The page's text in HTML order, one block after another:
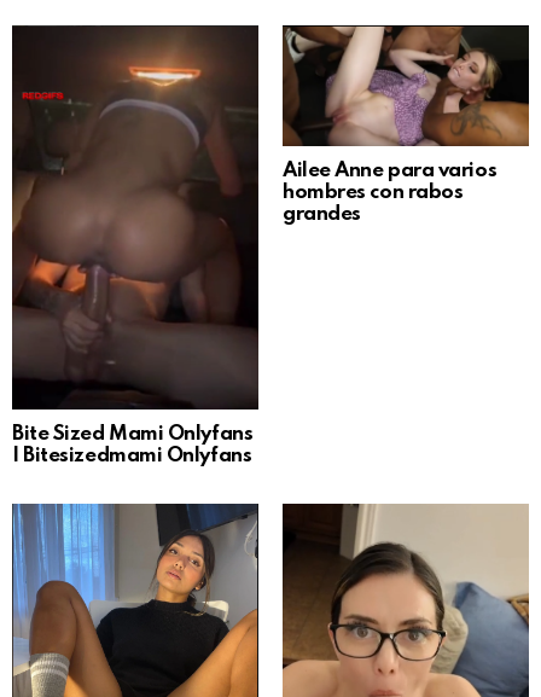
Bite Sized Mami Onlyfans
| Bitesizedmami Onlyfans
Ailee Anne para varios
hombres con rabos
grandes